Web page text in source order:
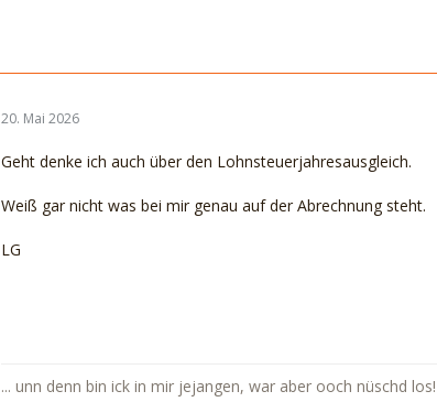
20. Mai 2026
Geht denke ich auch über den Lohnsteuerjahresausgleich.
Weiß gar nicht was bei mir genau auf der Abrechnung steht.
LG
... unn denn bin ick in mir jejangen, war aber ooch nüschd los!